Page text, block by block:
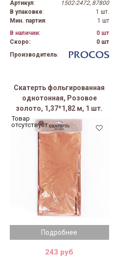
Артикул:
1502-2472, 87800
В упаковке:
1 шт.
Мин. партия:
1 шт
В наличии:
0 шт
Скоро:
0 шт
Производитель:
Скатерть фольгированная
однотонная, Розовое
золото, 1,37*1,82 м, 1 шт.
Подробнее
Товар
отсутствует
243 руб